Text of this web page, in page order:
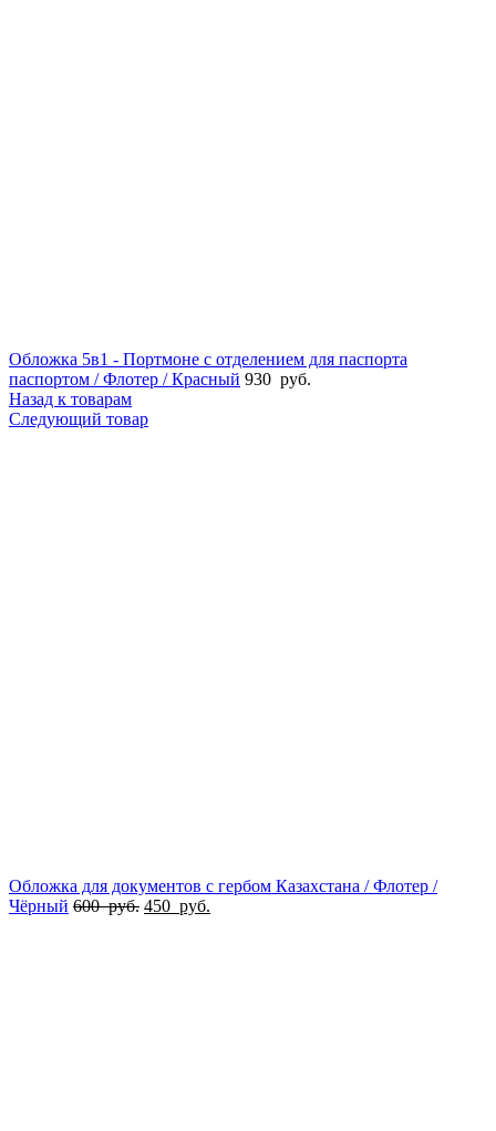
Обложка 5в1 - Портмоне с отделением для паспорта
паспортом / Флотер / Красный 930 руб.
Назад к товарам
Следующий товар
Обложка для документов с гербом Казахстана / Флотер /
Чёрный 600руб. 450 руб.